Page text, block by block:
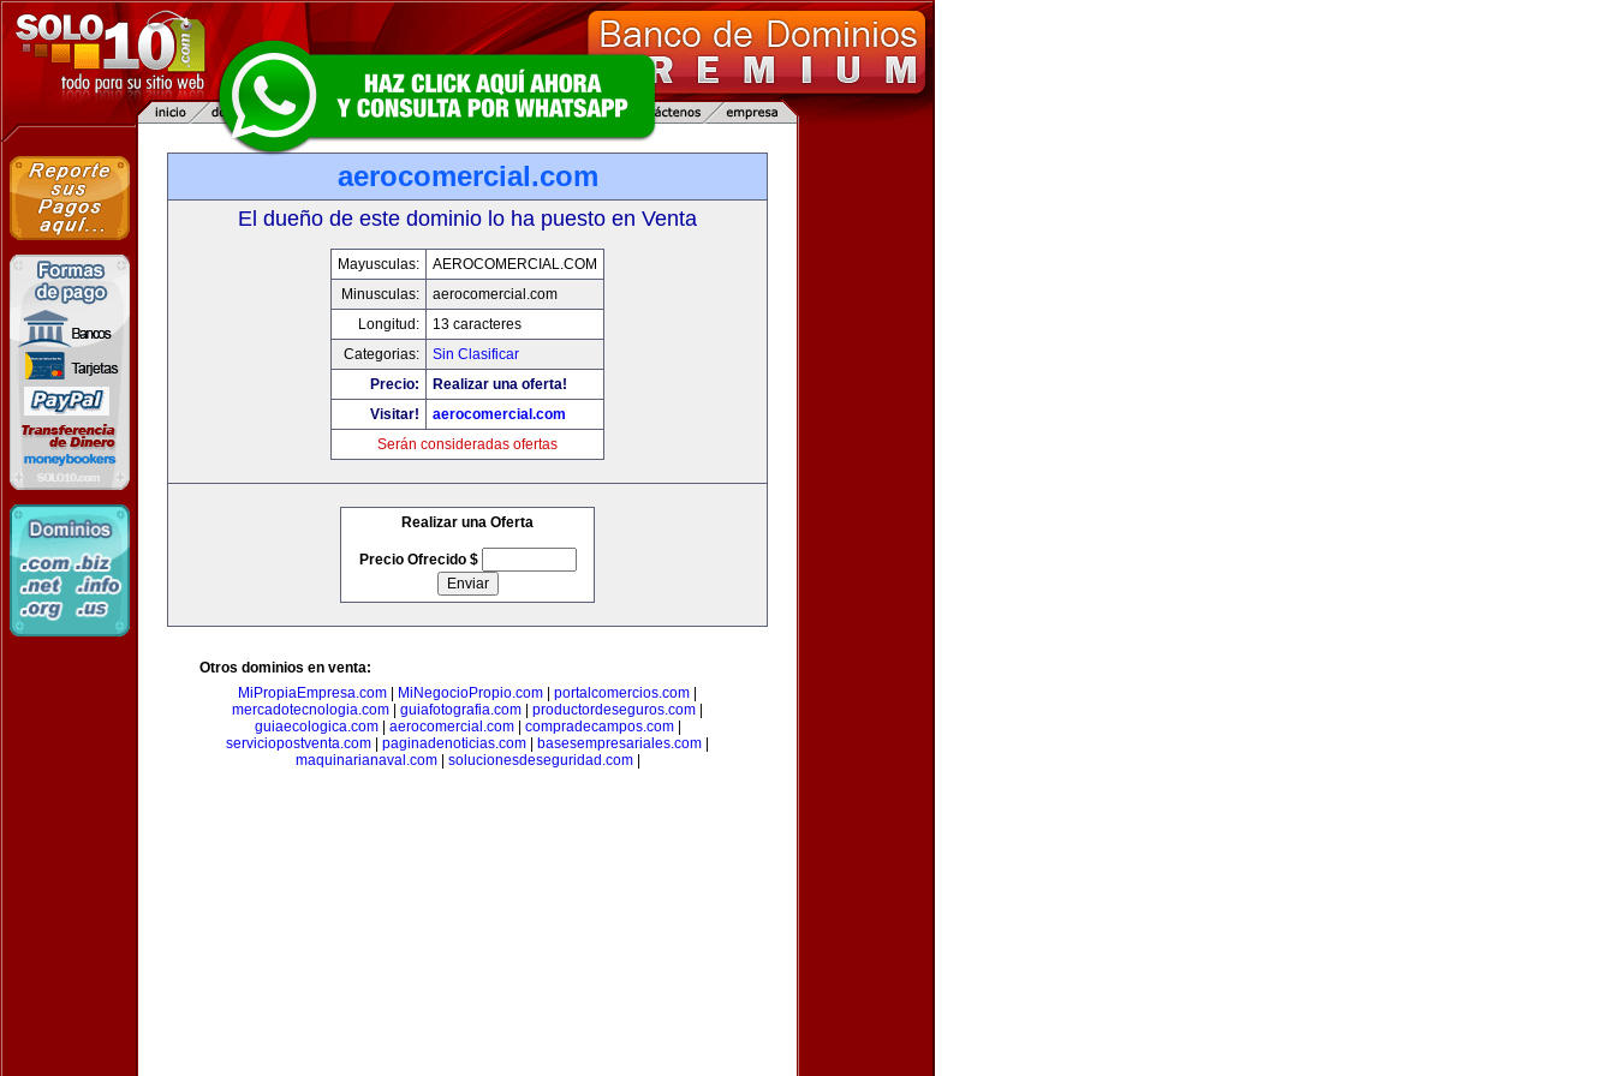
aerocomercial.com
El dueño de este dominio lo ha puesto en Venta
Mayusculas:
AEROCOMERCIAL.COM
Minusculas:
aerocomercial.com
Longitud:
13 caracteres
Categorias:
Sin Clasificar
Precio:
Realizar una oferta!
Visitar!
aerocomercial.com
Serán consideradas ofertas
Realizar una Oferta
Precio Ofrecido $
Otros dominios en venta:
MiPropiaEmpresa.com
MiNegocioPropio.com portalcomercios.com
mercadotecnologia.com
guiafotografia.com productordeseguros.com
guiaecologica.com| aerocomercial.com| compradecampos.com|
serviciopostventa.com
paginadenoticias.com basesempresariales.com
maquinarianaval.com| solucionesdeseguridad.com|